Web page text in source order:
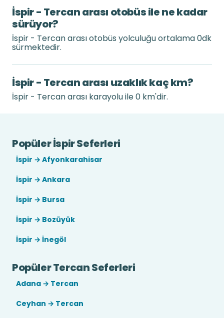
İspir - Tercan arası otobüs ile ne kadar
sürüyor?
İspir - Tercan arası otobüs yolculuğu ortalama 0dk
sürmektedir.
İspir - Tercan arası uzaklık kaç km?
İspir - Tercan arası karayolu ile 0 km'dir.
Popüler İspir Seferleri
İspir → Afyonkarahisar
İspir → Ankara
İspir → Bursa
İspir → Bozüyük
İspir → İnegöl
Popüler Tercan Seferleri
Adana → Tercan
Ceyhan → Tercan